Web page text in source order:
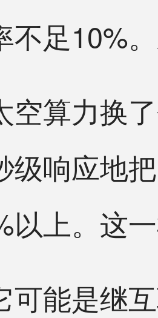
不足10%
算力换了
级响应地
以上。这
能是继互